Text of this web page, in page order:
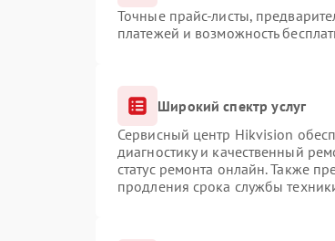
Точные прайс-листы,
платежей и возможность
Широкий спектр услуг
Сервисный центр Hikvision
диагностику и качественный
статус ремонта онлайн. Также
продления срока службы